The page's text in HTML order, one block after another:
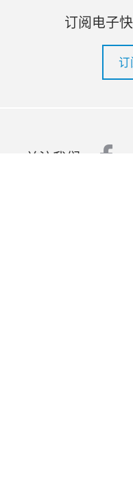
订阅电子
关注我们